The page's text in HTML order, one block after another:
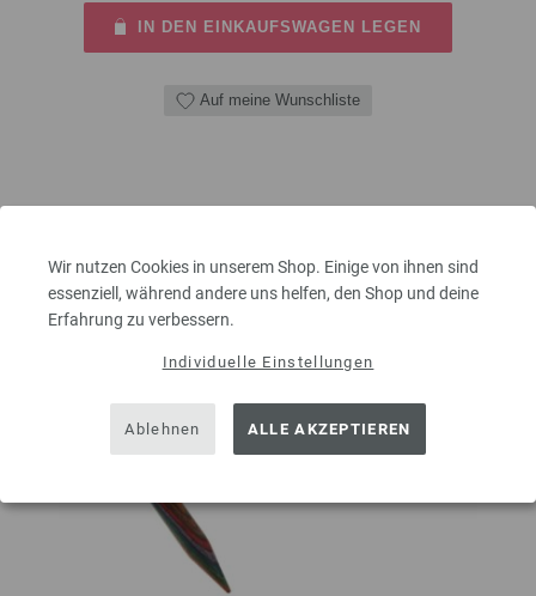
Wir nutzen Cookies in unserem Shop. Einige von ihnen sind
essenziell, während andere uns helfen, den Shop und deine
Erfahrung zu verbessern.
Individuelle Einstellungen
Ablehnen ALLE AKZEPTIEREN
IN DEN EINKAUFSWAGEN LEGEN
Auf meine Wunschliste